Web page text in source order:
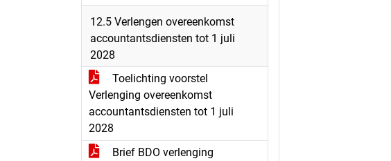
12.5 Verlengen overeenkomst
accountantsdiensten tot 1 juli
2028
Toelichting voorstel
Verlenging overeenkomst
accountantsdiensten tot 1 juli
2028
Brief BDO verlenging